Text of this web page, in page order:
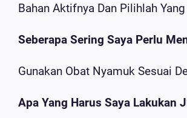
Bahan Aktifnya Dan Pilihlah
Seberapa Sering Saya Perlu
Gunakan Obat Nyamuk Sesuai
Apa Yang Harus Saya Lakukan